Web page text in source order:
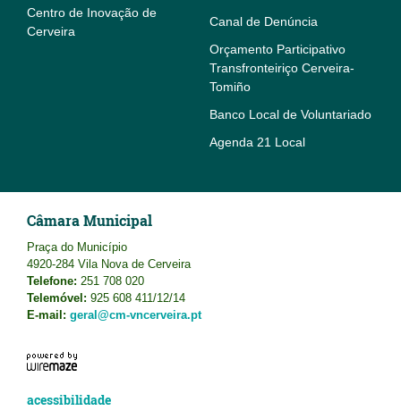
Centro de Inovação de
Cerveira
Canal de Denúncia
Orçamento Participativo
Transfronteiriço Cerveira-
Tomiño
Banco Local de Voluntariado
Agenda 21 Local
Câmara Municipal
Praça do Município
4920-284 Vila Nova de Cerveira
Telefone: 251 708 020
Telemóvel: 925 608 411/12/14
E-mail: geral@cm-vncerveira.pt
acessibilidade